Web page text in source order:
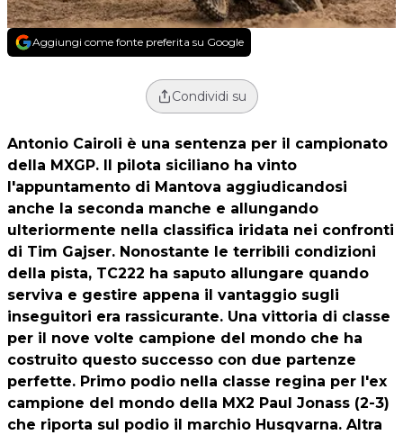
Aggiungi come fonte preferita su Google
Condividi su
Antonio Cairoli è una sentenza per il campionato
della MXGP. Il pilota siciliano ha vinto
l'appuntamento di Mantova aggiudicandosi
anche la seconda manche e allungando
ulteriormente nella classifica iridata nei confronti
di Tim Gajser. Nonostante le terribili condizioni
della pista, TC222 ha saputo allungare quando
serviva e gestire appena il vantaggio sugli
inseguitori era rassicurante. Una vittoria di classe
per il nove volte campione del mondo che ha
costruito questo successo con due partenze
perfette. Primo podio nella classe regina per l'ex
campione del mondo della MX2 Paul Jonass (2-3)
che riporta sul podio il marchio Husqvarna. Altra